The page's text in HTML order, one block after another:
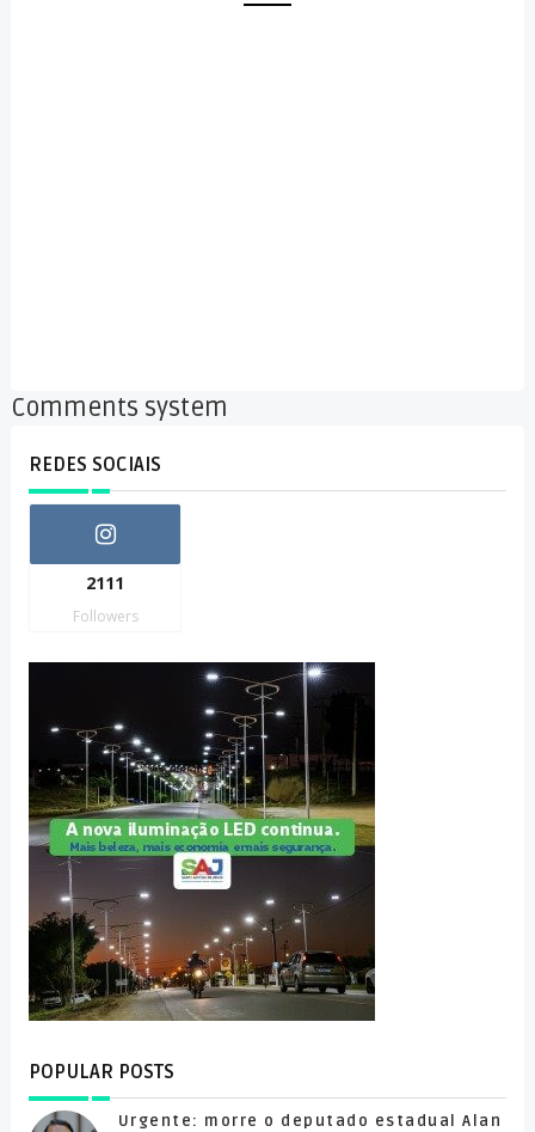
Comments system
REDES SOCIAIS
2111
Followers
POPULAR POSTS
Urgente: morre o deputado estadual Alan